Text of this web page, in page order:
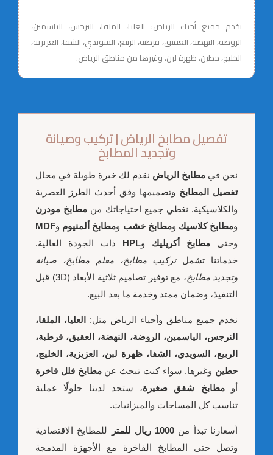
نخدم جميع أحياء الرياض: العليا، الملقا، النرجس، الياسمين،
الروضة، النهضة، العقيق، قرطبة، الربيع، السويدي، الشفا، العزيزية،
الخليج، حطين، ظهرة لبن، وغيرها من مناطق الرياض.
تفصيل مطابخ الرياض | تركيب وصيانة
وتجديد المطابخ
نحن في مطابخ الرياض نقدم لك خبرة طويلة في مجال
تفصيل المطابخ وتصميمها وفق أحدث الطرز العصرية
والكلاسيكية. نغطي جميع احتياجاتك من مطابخ مودرن
ومطابخ كلاسيك ومطابخ خشب ومطابخ ألمنيوم وMDF
وحتى مطابخ أكريليك وHPL ذات الجودة العالية.
خدماتنا تشملتركيب مطابخ، معلم مطابخ، صيانة
وتجديد مطابخ
، مع توفير تصاميم ثلاثية الأبعاد (3D) قبل
التنفيذ، وضمان ممتد وخدمة ما بعد البيع.
نخدم جميع مناطق وأحياء الرياض مثل:
العليا، الملقا،
النرجس، الياسمين، الروضة، النهضة، العقيق، قرطبة،
الربيع، السويدي، الشفا، ظهرة لبن، العزيزية، الخليج،
حطين وغيرها. سواء كنت تبحث عنمطابخ فلل فاخرة
أومطابخ شقق صغيرة، ستجد لدينا حلولًا عملية
تناسب كل المساحات والميزانيات.
أسعارنا تبدأ من 1000 ريال للمتر
للمطابخ الاقتصادية
وتصل حتى المطابخ الفاخرة مع الأجهزة المدمجة